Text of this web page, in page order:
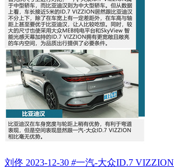
刘佟 2023-12-30 #一汽-大众ID.7 VIZZION